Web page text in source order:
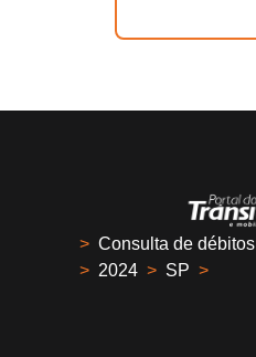
> Consulta de débitos
> 2024 > SP >